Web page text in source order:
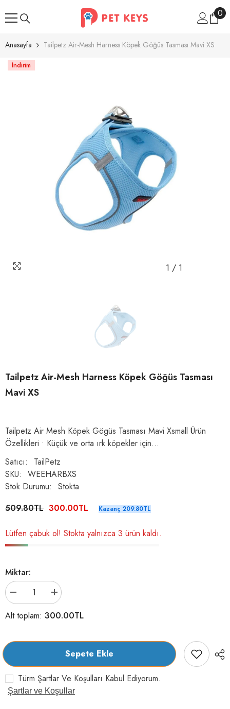
00
Anasayfa Tailpetz Air-Mesh Harness Köpek Göğüs Tasması Mavi XS
İndirim
1 / 1
Tailpetz Air-Mesh Harness Köpek Göğüs Tasması
Mavi XS
Tailpetz Air Mesh Köpek Gögüs Tasması Mavi Xsmall Ürün
Özellikleri • Küçük ve orta ırk köpekler için...
Satıcı:
TailPetz
SKU:
WEEHARBXS
Stok Durumu:
Stokta
509.80TL 300.00TL Kazanç 209.80TL
Lütfen çabuk ol! Stokta yalnızca 3 ürün kaldı.
Miktar:
Tailpetz
Air-
Mesh
Harness
Tasması
için
adeti
azaltın
Tailpetz
Air-
Mesh
Harness
Tasması
Mavi
için
artırın
Alt toplam: 300.00TL
Sepete Ekle
Türm Şartlar Ve Koşulları Kabul Ediyorum.
Şartlar ve Koşullar